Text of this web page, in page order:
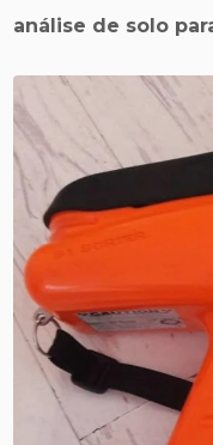
análise de solo